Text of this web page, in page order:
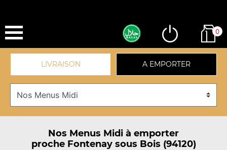
0
LIVRAISON A EMPORTER
Nos Menus Midi à emporter
proche Fontenay sous Bois (94120)